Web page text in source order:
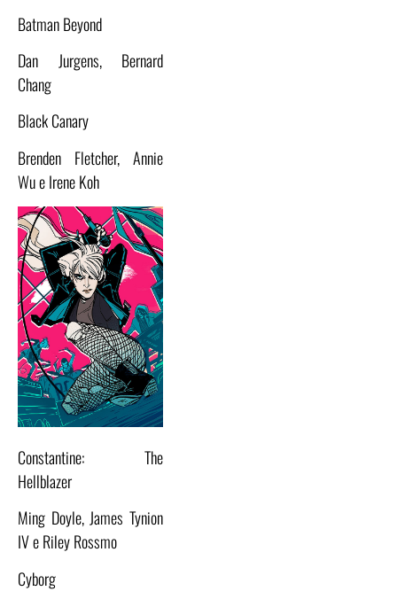
Batman Beyond
Dan Jurgens, Bernard
Chang
Black Canary
Brenden Fletcher, Annie
Wu e Irene Koh
Constantine: The
Hellblazer
Ming Doyle, James Tynion
IV e Riley Rossmo
Cyborg